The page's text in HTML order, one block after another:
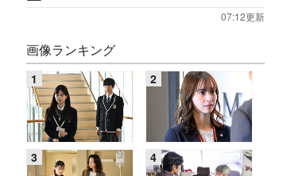
07:12更新
画像ランキング